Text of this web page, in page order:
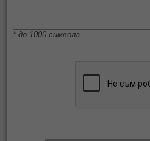
* до 1000 символа